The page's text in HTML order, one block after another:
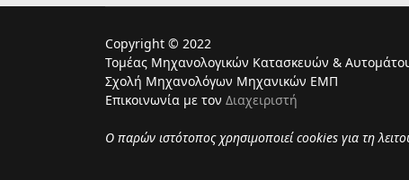
Copyright © 2022
Τομέας Μηχανολογικών Κατασκευών &
Σχολή Μηχανολόγων Μηχανικών ΕΜΠ
Επικοινωνία με τον Διαχειριστή
Ο παρών ιστότοπος χρησιμoποιεί cookies για τη